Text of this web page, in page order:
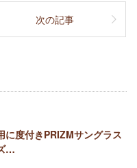
次の記事
に度付きPRIZMサングラス
…